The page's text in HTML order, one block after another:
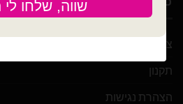
צור קשר
תקנון
הצהרת נגישות